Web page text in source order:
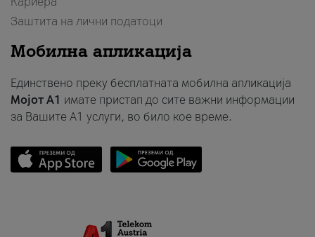
Заштита на лични податоци
Мобилна апликација
Единствено преку бесплатната мобилна апликација
Мојот A1 имате пристап до сите важни информации
за Вашите A1 услуги, во било кое време.